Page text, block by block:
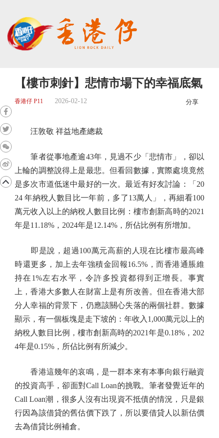
【樓市刺針】悲情市場下的幸福底氣
香港仔 P11 2026-02-12 分享
汪敦敬 祥益地產總裁
筆者從事地產逾43年，見過不少「悲情市」，卻以
上輪的調整說得上是最悲。但看回數據，實際處境竟然
是多次市道低迷中最好的一次。最近有好友討論：「20
24 年納稅人數目比一年前，多了13萬人」，再細看100
萬元收入以上的納稅人數目比例：樓市創新高時的2021
年是11.18%，2024年是12.14%，所佔比例有所增加。
即是說，超過100萬元高薪的人現在比樓市最高峰
時還更多，加上去年強積金回報16.5%，而香港通脹維
持在1%左右水平，令許多投資都得到正增長。事實
上，香港大多數人在財富上是有所改善。但在香港大部
分人幸福的背景下，仍應該關心失落的兩個社群。數據
顯示，有一個板塊是走下坡的：年收入1,000萬元以上的
納稅人數目比例，樓市創新高時的2021年是0.18%，202
4年是0.15%，所佔比例有所減少。
香港這幾年的哀鳴，是一群本來有本事向銀行融資
的投資高手，卻面對Call Loan的挑戰。筆者發覺近年的
Call Loan潮，很多人沒有出現資不抵債的情況，只是銀
行因為該借貸的舊估價下跌了，所以要借貸人以新估價
去為借貸比例補倉。